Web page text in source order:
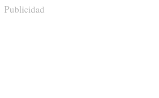
Publicidad